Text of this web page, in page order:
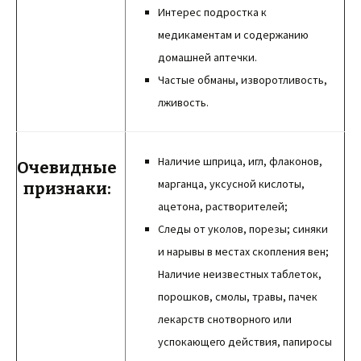
Интерес подростка к
медикаментам и содержанию
домашней аптечки.
Частые обманы, изворотливость,
лживость.
Очевидные
признаки:
Наличие шприца, игл, флаконов,
марганца, уксусной кислоты,
ацетона, растворителей;
Следы от уколов, порезы; синяки
и нарывы в местах скопления вен;
Наличие неизвестных таблеток,
порошков, смолы, травы, пачек
лекарств снотворного или
успокающего действия, папиросы